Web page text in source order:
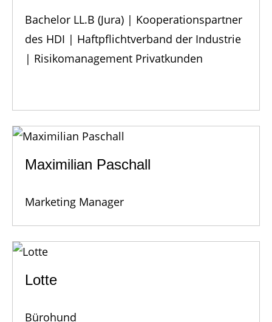
Bachelor LL.B (Jura) | Kooperationspartner
des HDI | Haftpflichtverband der Industrie
| Risikomanagement Privatkunden
Maximilian Paschall
Marketing Manager
Lotte
Bürohund